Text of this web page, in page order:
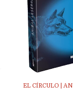
EL CÍRCULO |